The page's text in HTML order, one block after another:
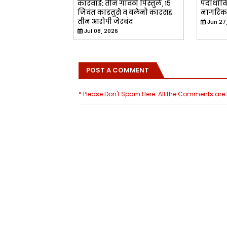
कारवाई; तीन गावठी पिस्तुले, १५
जिवंत काडतुसे व बलेनो कारसह
तीन आरोपी जेरबंद
Jul 08, 2026
Jun
POST A COMMENT
* Please Don't Spam Here. All the Comments